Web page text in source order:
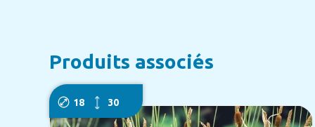
Produits associés
18 30